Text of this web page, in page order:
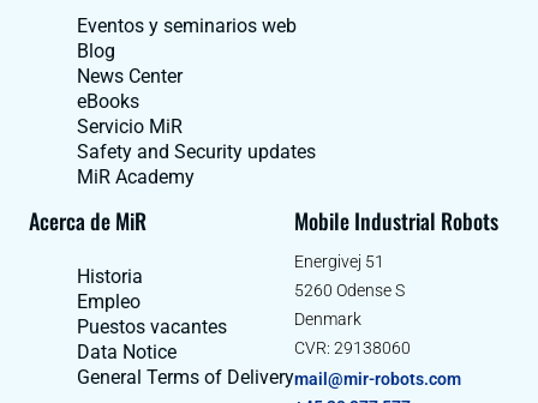
Eventos y seminarios web
Blog
News Center
eBooks
Servicio MiR
Safety and Security updates
MiR Academy
Acerca de MiR
Historia
Empleo
Puestos vacantes
Data Notice
General Terms of Delivery
Mobile Industrial Robots
Energivej 51
5260 Odense S
Denmark
CVR: 29138060
mail@mir-robots.com